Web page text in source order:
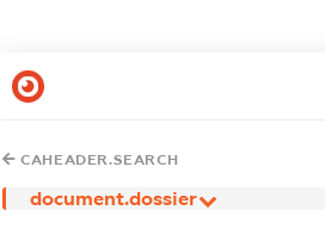
CAHEADER.SEARCH
document.dossier